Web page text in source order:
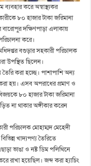
করে অস্বাস্থ্যকর
৮০ হাজার টাকা জরিমানা
দক্ষিণপাড়া এলাকায়
করে।
বগুড়ার সহকারী পরিচালক
উপস্থিত ছিলেন।
তৈরি করা হচ্ছে। পাশাপাশি অন্য
করা হয়। এসব অপরাধের প্রমাণ ও
৮০ হাজার টাকা জরিমানা
না থাকার অঙ্গীকার করেন
পরিচালক মোহাম্মদ মেহেদী
খাদ্যপণ্য তৈরিতে
ভাঙা ও নষ্ট ডিম পলিথিনে
রাখা হয়েছিল। জব্দ করা হ্যাচিং